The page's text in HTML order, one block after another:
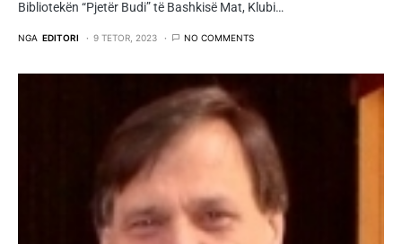
Bibliotekën “Pjetër Budi” të Bashkisë Mat, Klubi…
NGA EDITORI 9 TETOR, 2023 NO COMMENTS